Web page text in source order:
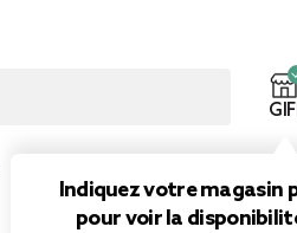
Indiquez votre magasin
pour voir la